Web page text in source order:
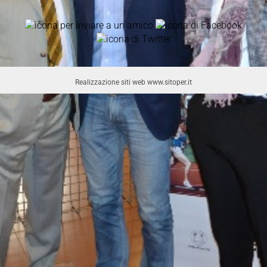
Realizzazione siti web www.sitoper.it